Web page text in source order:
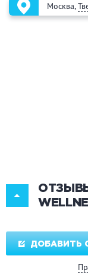
Москва,
ОТЗЫВЫ
ДОБАВИТЬ